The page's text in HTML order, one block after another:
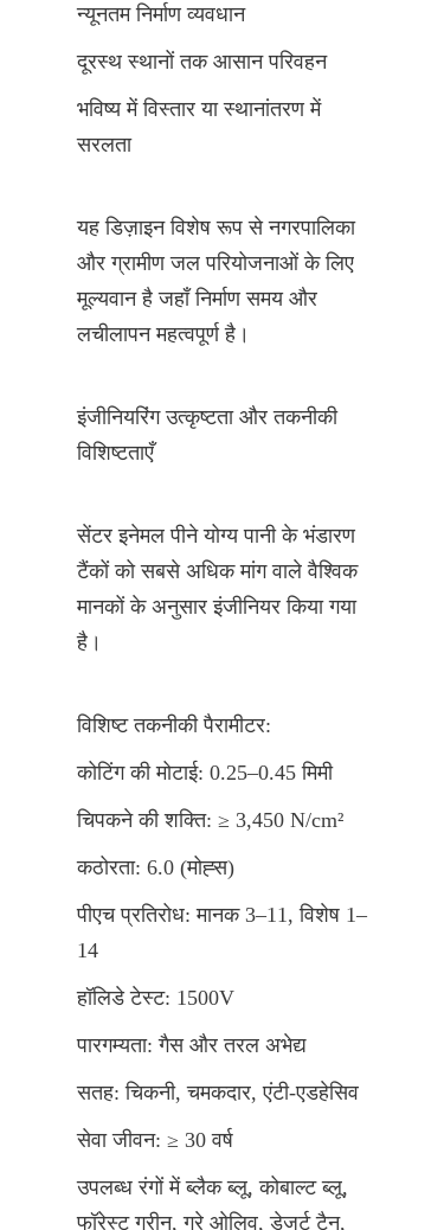
न्यूनतम निर्माण व्यवधान
दूरस्थ स्थानों तक आसान परिवहन
भविष्य में विस्तार या स्थानांतरण में
सरलता
यह डिज़ाइन विशेष रूप से नगरपालिका
और ग्रामीण जल परियोजनाओं के लिए
मूल्यवान है जहाँ निर्माण समय और
लचीलापन महत्वपूर्ण है।
इंजीनियरिंग उत्कृष्टता और तकनीकी
विशिष्टताएँ
सेंटर इनेमल पीने योग्य पानी के भंडारण
टैंकों को सबसे अधिक मांग वाले वैश्विक
मानकों के अनुसार इंजीनियर किया गया
है।
विशिष्ट तकनीकी पैरामीटर:
कोटिंग की मोटाई: 0.25–0.45 मिमी
चिपकने की शक्ति: ≥ 3,450 N/cm²
कठोरता: 6.0 (मोह्स)
पीएच प्रतिरोध: मानक 3–11, विशेष 1–
14
हॉलिडे टेस्ट: 1500V
पारगम्यता: गैस और तरल अभेद्य
सतह: चिकनी, चमकदार, एंटी-एडहेसिव
सेवा जीवन: ≥ 30 वर्ष
उपलब्ध रंगों में ब्लैक ब्लू, कोबाल्ट ब्लू,
फॉरेस्ट ग्रीन, ग्रे ओलिव, डेजर्ट टैन,